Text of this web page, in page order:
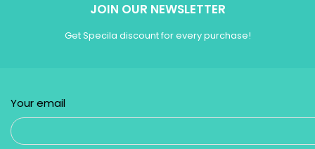
JOIN OUR NEWSLETTER
Get Specila discount for every purchase!
Your email